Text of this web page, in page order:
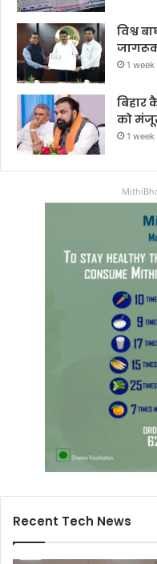
विश्व
1 week
बिहार
को
1 week
Recent Tech News